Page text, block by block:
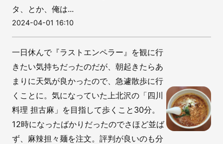
タ、とか、俺は...
2024-04-01 16:10
一日休んで『ラストエンペラー』を観に行
きたい気持ちだったのだが、朝起きたらあ
まりに天気が良かったので、急遽散歩に行
くことに。気になっていた上北沢の「四川
料理 担古麻」を目指して歩くこと30分。
12時になったばかりだったのでさほど並ば
ず、麻辣担々麺を注文。評判が良いのも分